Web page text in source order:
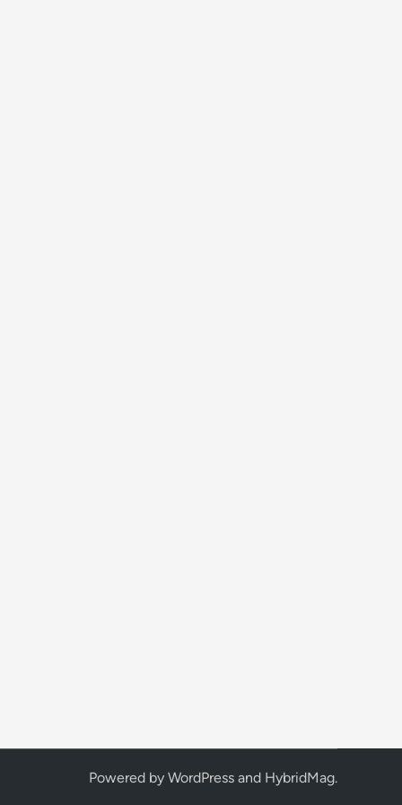
Powered by WordPress and HybridMag.